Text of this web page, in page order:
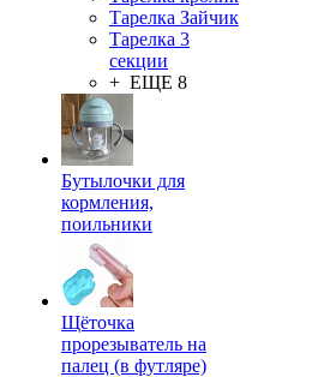
Тарелка Зайчик
Тарелка 3
секции
+ ЕЩЕ 8
Бутылочки для
кормления,
поильники
Щёточка
прорезыватель на
палец (в футляре)